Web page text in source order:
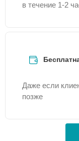
в течение 1-2
Даже если
позже